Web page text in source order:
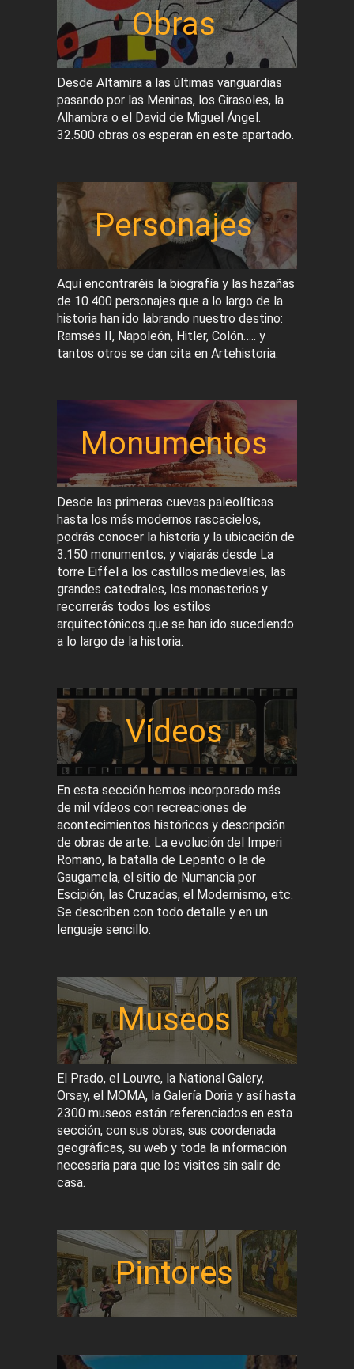
Obras
Desde Altamira a las últimas vanguardias
pasando por las Meninas, los Girasoles, la
Alhambra o el David de Miguel Ángel.
32.500 obras os esperan en este apartado.
Personajes
Aquí encontraréis la biografía y las hazañas
de 10.400 personajes que a lo largo de la
historia han ido labrando nuestro destino:
Ramsés II, Napoleón, Hitler, Colón….. y
tantos otros se dan cita en Artehistoria.
Monumentos
Desde las primeras cuevas paleolíticas
hasta los más modernos rascacielos,
podrás conocer la historia y la ubicación de
3.150 monumentos, y viajarás desde La
torre Eiffel a los castillos medievales, las
grandes catedrales, los monasterios y
recorrerás todos los estilos
arquitectónicos que se han ido sucediendo
a lo largo de la historia.
Vídeos
En esta sección hemos incorporado más
de mil vídeos con recreaciones de
acontecimientos históricos y descripción
de obras de arte. La evolución del Imperi
Romano, la batalla de Lepanto o la de
Gaugamela, el sitio de Numancia por
Escipión, las Cruzadas, el Modernismo, etc.
Se describen con todo detalle y en un
lenguaje sencillo.
Museos
El Prado, el Louvre, la National Galery,
Orsay, el MOMA, la Galería Doria y así hasta
2300 museos están referenciados en esta
sección, con sus obras, sus coordenada
geográficas, su web y toda la información
necesaria para que los visites sin salir de
casa.
Pintores